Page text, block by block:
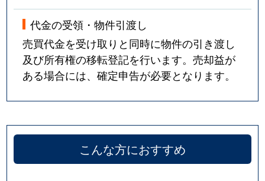
代金の受領・物件引渡し
売買代金を受け取りと同時に物件の引き渡し
及び所有権の移転登記を行います。売却益が
ある場合には、確定申告が必要となります。
こんな方におすすめ